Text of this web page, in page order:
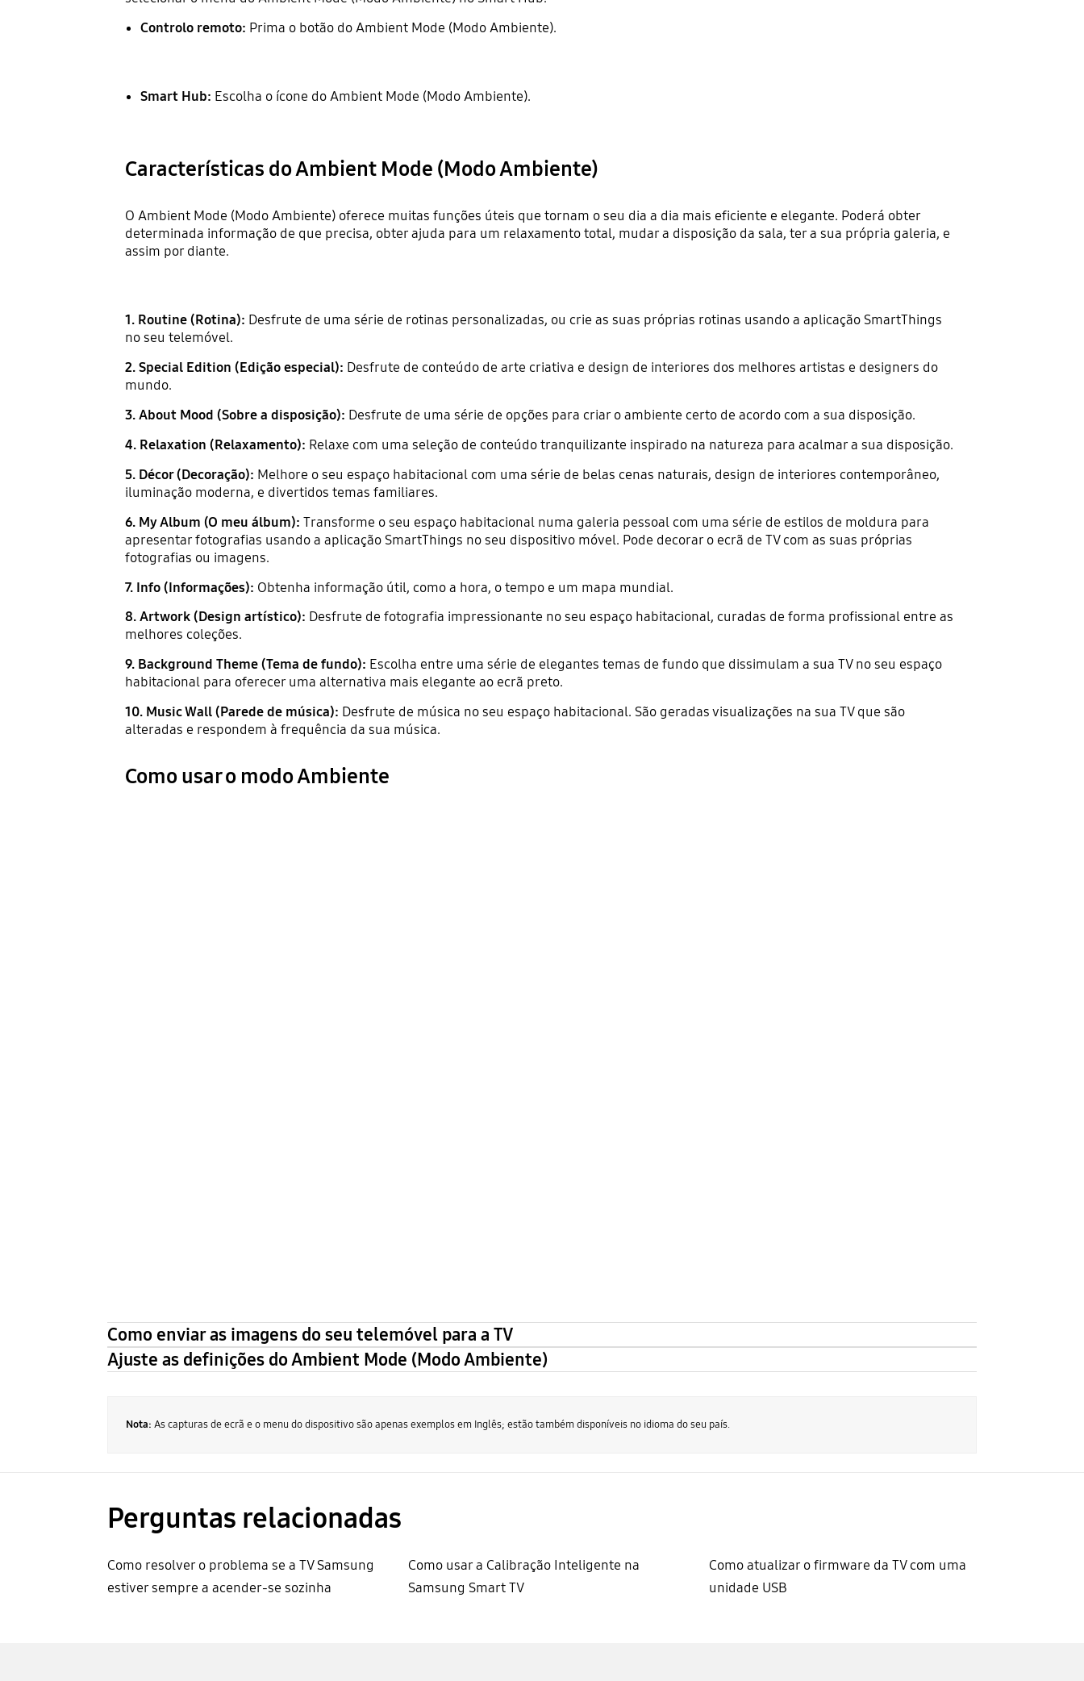
Controlo remoto: Prima o botão do Ambient Mode (Modo Ambiente).
Smart Hub: Escolha o ícone do Ambient Mode (Modo Ambiente).
Características do Ambient Mode (Modo Ambiente)
O Ambient Mode (Modo Ambiente) oferece muitas funções úteis que tornam o seu dia a dia mais eficiente e elegante. Poderá obter
determinada informação de que precisa, obter ajuda para um relaxamento total, mudar a disposição da sala, ter a sua própria galeria, e
assim por diante.
1. Routine (Rotina): Desfrute de uma série de rotinas personalizadas, ou crie as suas próprias rotinas usando a aplicação SmartThings
no seu telemóvel.
2. Special Edition (Edição especial): Desfrute de conteúdo de arte criativa e design de interiores dos melhores artistas e designers do
mundo.
3. About Mood (Sobre a disposição): Desfrute de uma série de opções para criar o ambiente certo de acordo com a sua disposição.
4. Relaxation (Relaxamento): Relaxe com uma seleção de conteúdo tranquilizante inspirado na natureza para acalmar a sua disposição.
5. Décor (Decoração): Melhore o seu espaço habitacional com uma série de belas cenas naturais, design de interiores contemporâneo,
iluminação moderna, e divertidos temas familiares.
6. My Album (O meu álbum): Transforme o seu espaço habitacional numa galeria pessoal com uma série de estilos de moldura para
apresentar fotografias usando a aplicação SmartThings no seu dispositivo móvel. Pode decorar o ecrã de TV com as suas próprias
fotografias ou imagens.
7. Info (Informações): Obtenha informação útil, como a hora, o tempo e um mapa mundial.
8. Artwork (Design artístico): Desfrute de fotografia impressionante no seu espaço habitacional, curadas de forma profissional entre as
melhores coleções.
9. Background Theme (Tema de fundo): Escolha entre uma série de elegantes temas de fundo que dissimulam a sua TV no seu espaço
habitacional para oferecer uma alternativa mais elegante ao ecrã preto.
10. Music Wall (Parede de música): Desfrute de música no seu espaço habitacional. São geradas visualizações na sua TV que são
alteradas e respondem à frequência da sua música.
Como usar o modo Ambiente
Como enviar as imagens do seu telemóvel para a TV
Ajuste as definições do Ambient Mode (Modo Ambiente)
Nota: As capturas de ecrã e o menu do dispositivo são apenas exemplos em Inglês; estão também disponíveis no idioma do seu país.
Perguntas relacionadas
Como resolver o problema se a TV Samsung
estiver sempre a acender-se sozinha
Como usar a Calibração Inteligente na
Samsung Smart TV
Como atualizar o firmware da TV com uma
unidade USB